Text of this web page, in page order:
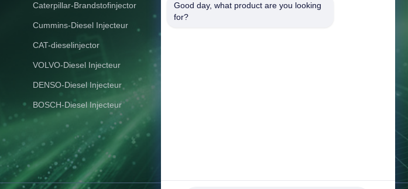
Caterpillar-Brandstofinjector
Cummins-Diesel Injecteur
CAT-dieselinjector
VOLVO-Diesel Injecteur
DENSO-Diesel Injecteur
BOSCH-Diesel Injecteur
Adres: No.3-7, 154 Straat,
Good day, what product are you looking
for?